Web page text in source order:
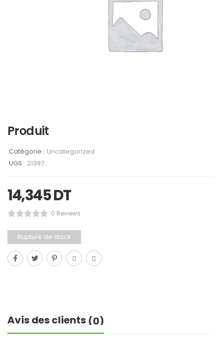
Produit
Catégorie : Uncategorized
UGS : 21397
14,345DT
0 Reviews
Rupture de stock
Avis des clients (0)